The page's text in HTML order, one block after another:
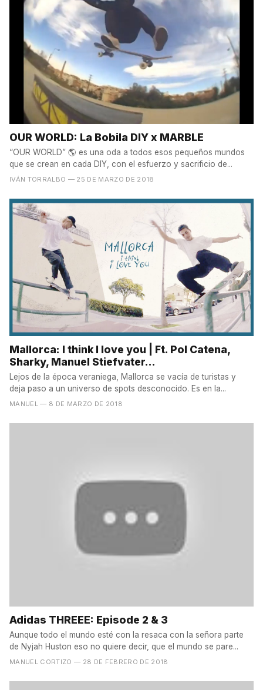
OUR WORLD: La Bobila DIY x MARBLE
“OUR WORLD” 🌎 es una oda a todos esos pequeños mundos
que se crean en cada DIY, con el esfuerzo y sacrificio de...
IVÁN TORRALBO — 25 DE MARZO DE 2018
Mallorca: I think I love you | Ft. Pol Catena,
Sharky, Manuel Stiefvater...
Lejos de la época veraniega, Mallorca se vacía de turistas y
deja paso a un universo de spots desconocido. Es en la...
MANUEL — 8 DE MARZO DE 2018
Adidas THREEE: Episode 2 & 3
Aunque todo el mundo esté con la resaca con la señora parte
de Nyjah Huston eso no quiere decir, que el mundo se pare...
MANUEL CORTIZO — 28 DE FEBRERO DE 2018